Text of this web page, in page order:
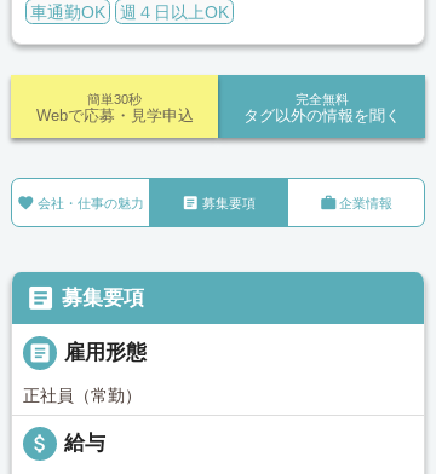
車通勤OK
週４日以上OK
完全無料
タグ以外の情報を聞く
簡単30秒
Webで応募・見学申込
 会社・仕事の魅力  募集要項 企業情報
 募集要項
 雇用形態
正社員（常勤）
attach_money 給与